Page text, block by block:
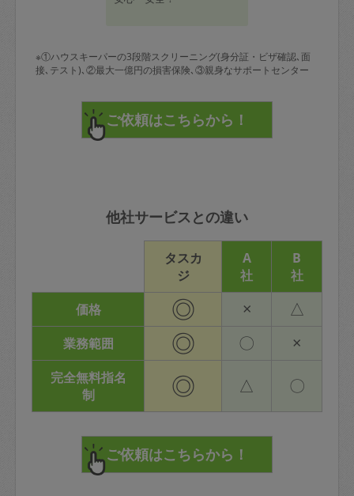
※①ハウスキーパーの3段階スクリーニング(身分証・ビザ確認､面
接､テスト)､②最大一億円の損害保険､③親身なサポートセンター
他社サービスとの違い
タスカ
ジ
A
社
B
社
価格
◎ × △
業務範囲 ◎ 〇 ×
完全無料指名
制
◎ △ 〇